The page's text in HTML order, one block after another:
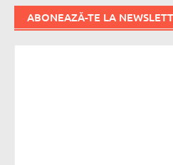
ABONEAZĂ-TE LA